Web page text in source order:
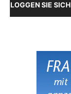
LOGGEN SIE